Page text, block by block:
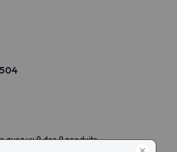
avez vu 9 des 9 produits